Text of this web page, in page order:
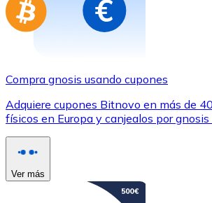
Compra gnosis usando cupones
Adquiere cupones Bitnovo en más de
físicos en Europa y canjealos por gnosis
Ver más